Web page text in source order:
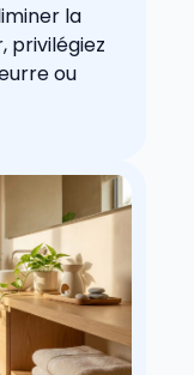
la
privilégiez
ou